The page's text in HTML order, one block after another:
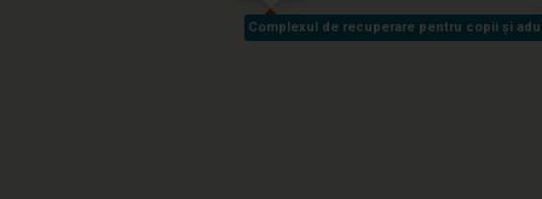
Complexul de recuperare pentru copii și
Complexul de recuperare pentru copii și